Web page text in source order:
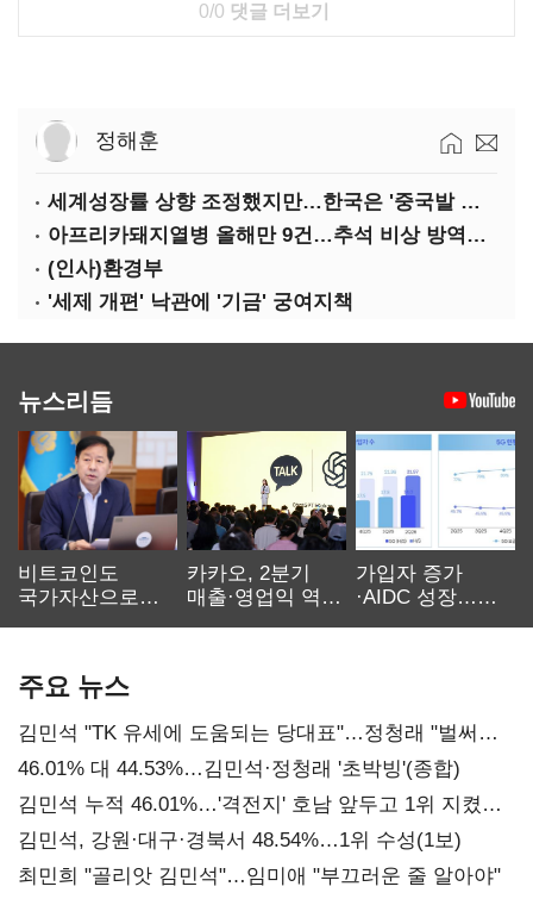
0/0 댓글 더보기
정해훈
세계성장률 상향 조정했지만…한국은 '중국발 살얼음판'
아프리카돼지열병 올해만 9건…추석 비상 방역에 '총력'
(인사)환경부
'세제 개편' 낙관에 '기금' 궁여지책
뉴스리듬
비트코인도
국가자산으로…'
카카오, 2분기
매출·영업익 역대
가입자 증가
·AIDC 성장…
주요 뉴스
김민석 "TK 유세에 도움되는 당대표"…정청래 "벌써
대표된 양 당직 배분"
46.01% 대 44.53%…김민석·정청래 '초박빙'(종합)
김민석 누적 46.01%…'격전지' 호남 앞두고 1위 지켰다
(2보)
김민석, 강원·대구·경북서 48.54%…1위 수성(1보)
최민희 "골리앗 김민석"…임미애 "부끄러운 줄 알아야"